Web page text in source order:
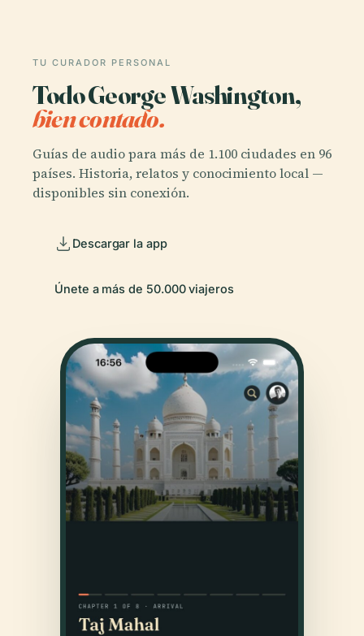
TU CURADOR PERSONAL
Todo George Washington,
bien contado.
Guías de audio para más de 1.100 ciudades en 96
países. Historia, relatos y conocimiento local —
disponibles sin conexión.
Descargar la app
Únete a más de 50.000 viajeros